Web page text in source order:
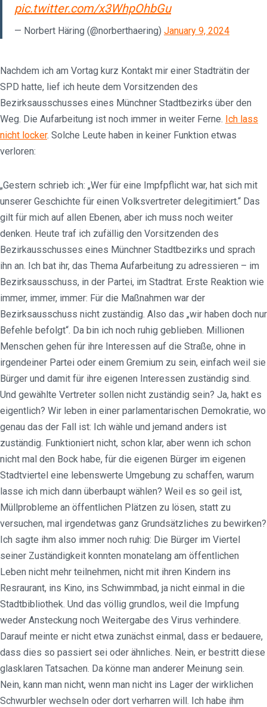
pic.twitter.com/x3WhpOhbGu
— Norbert Häring (@norberthaering) January 9, 2024
Nachdem ich am Vortag kurz Kontakt mir einer Stadträtin der
SPD hatte, lief ich heute dem Vorsitzenden des
Bezirksausschusses eines Münchner Stadtbezirks über den
Weg. Die Aufarbeitung ist noch immer in weiter Ferne. Ich lass
nicht locker. Solche Leute haben in keiner Funktion etwas
verloren:
„Gestern schrieb ich: „Wer für eine Impfpflicht war, hat sich mit
unserer Geschichte für einen Volksvertreter delegitimiert.“ Das
gilt für mich auf allen Ebenen, aber ich muss noch weiter
denken. Heute traf ich zufällig den Vorsitzenden des
Bezirkausschusses eines Münchner Stadtbezirks und sprach
ihn an. Ich bat ihr, das Thema Aufarbeitung zu adressieren – im
Bezirksausschuss, in der Partei, im Stadtrat. Erste Reaktion wie
immer, immer, immer: Für die Maßnahmen war der
Bezirksausschuss nicht zuständig. Also das „wir haben doch nur
Befehle befolgt“. Da bin ich noch ruhig geblieben. Millionen
Menschen gehen für ihre Interessen auf die Straße, ohne in
irgendeiner Partei oder einem Gremium zu sein, einfach weil sie
Bürger und damit für ihre eigenen Interessen zuständig sind.
Und gewählte Vertreter sollen nicht zuständig sein? Ja, hakt es
eigentlich? Wir leben in einer parlamentarischen Demokratie, wo
genau das der Fall ist: Ich wähle und jemand anders ist
zuständig. Funktioniert nicht, schon klar, aber wenn ich schon
nicht mal den Bock habe, für die eigenen Bürger im eigenen
Stadtviertel eine lebenswerte Umgebung zu schaffen, warum
lasse ich mich dann überbaupt wählen? Weil es so geil ist,
Müllprobleme an öffentlichen Plätzen zu lösen, statt zu
versuchen, mal irgendetwas ganz Grundsätzliches zu bewirken?
Ich sagte ihm also immer noch ruhig: Die Bürger im Viertel
seiner Zuständigkeit konnten monatelang am öffentlichen
Leben nicht mehr teilnehmen, nicht mit ihren Kindern ins
Resraurant, ins Kino, ins Schwimmbad, ja nicht einmal in die
Stadtbibliothek. Und das völlig grundlos, weil die Impfung
weder Ansteckung noch Weitergabe des Virus verhindere.
Darauf meinte er nicht etwa zunächst einmal, dass er bedauere,
dass dies so passiert sei oder ähnliches. Nein, er bestritt diese
glasklaren Tatsachen. Da könne man anderer Meinung sein.
Nein, kann man nicht, wenn man nicht ins Lager der wirklichen
Schwurbler wechseln oder dort verharren will. Ich habe ihm